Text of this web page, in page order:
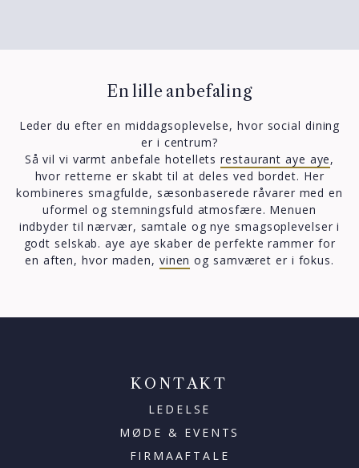
En lille anbefaling
Leder du efter en middagsoplevelse, hvor social dining
er i centrum?
Så vil vi varmt anbefale hotelletsrestaurant aye aye,
hvor retterne er skabt til at deles ved bordet. Her
kombineres smagfulde, sæsonbaserede råvarer med en
uformel og stemningsfuld atmosfære. Menuen
indbyder til nærvær, samtale og nye smagsoplevelser i
godt selskab. aye aye skaber de perfekte rammer for
en aften, hvor maden, vinen og samværet er i fokus.
KONTAKT
LEDELSE
MØDE & EVENTS
FIRMAAFTALE